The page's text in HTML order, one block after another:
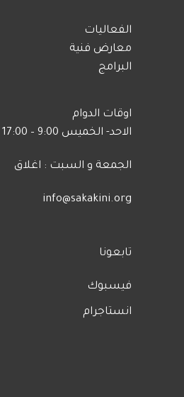
الفعاليات
معارض فنية
البرامج
اوقات الدوام
الاحد- الخميس 9:00 – 17:00
الجمعة و السبت : اغلاق
info@sakakini.org
تابعونا
فيسبوك
انستاجرام